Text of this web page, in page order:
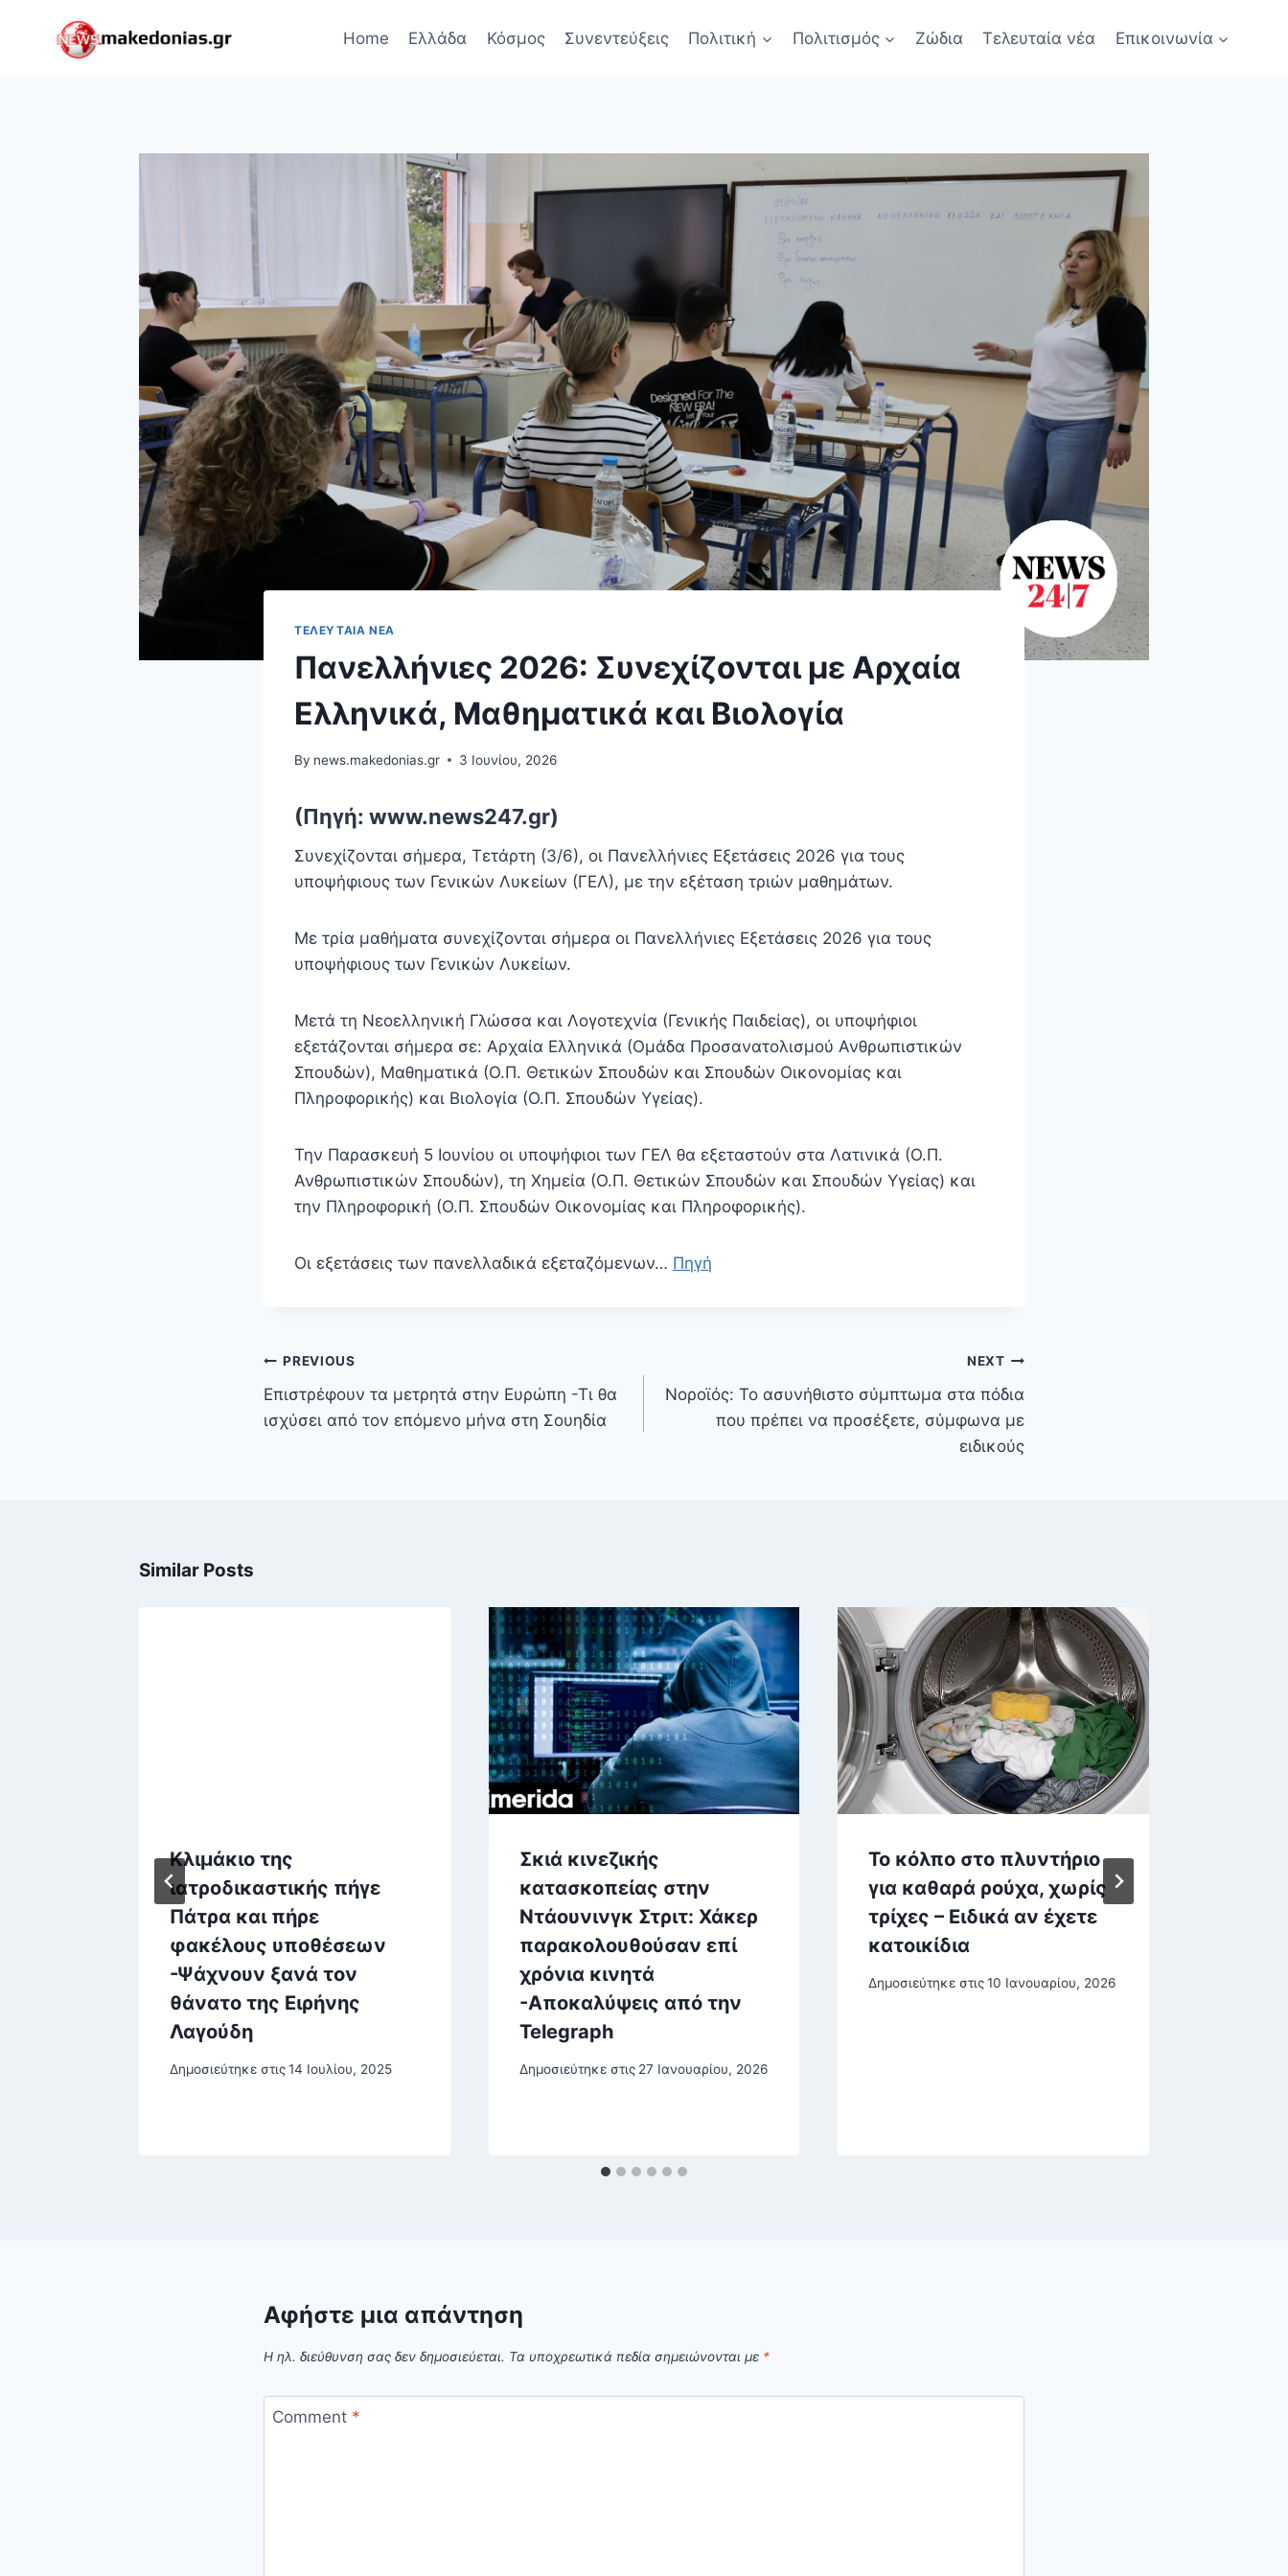
Home Ελλάδα Κόσμος Συνεντεύξεις Πολιτική Πολιτισμός Ζώδια Τελευταία νέα Επικοινωνία
ΤΕΛΕΥΤΑΊΑ ΝΈΑ
Πανελλήνιες 2026: Συνεχίζονται με Αρχαία
Ελληνικά, Μαθηματικά και Βιολογία
By news.makedonias.gr 3 Ιουνίου, 2026
(Πηγή: www.news247.gr)
Συνεχίζονται σήμερα, Τετάρτη (3/6), οι Πανελλήνιες Εξετάσεις 2026 για τους
υποψήφιους των Γενικών Λυκείων (ΓΕΛ), με την εξέταση τριών μαθημάτων.
Με τρία μαθήματα συνεχίζονται σήμερα οι Πανελλήνιες Εξετάσεις 2026 για τους
υποψήφιους των Γενικών Λυκείων.
Μετά τη Νεοελληνική Γλώσσα και Λογοτεχνία (Γενικής Παιδείας), οι υποψήφιοι
εξετάζονται σήμερα σε: Αρχαία Ελληνικά (Ομάδα Προσανατολισμού Ανθρωπιστικών
Σπουδών), Μαθηματικά (Ο.Π. Θετικών Σπουδών και Σπουδών Οικονομίας και
Πληροφορικής) και Βιολογία (Ο.Π. Σπουδών Υγείας).
Την Παρασκευή 5 Ιουνίου οι υποψήφιοι των ΓΕΛ θα εξεταστούν στα Λατινικά (Ο.Π.
Ανθρωπιστικών Σπουδών), τη Χημεία (Ο.Π. Θετικών Σπουδών και Σπουδών Υγείας) και
την Πληροφορική (Ο.Π. Σπουδών Οικονομίας και Πληροφορικής).
Οι εξετάσεις των πανελλαδικά εξεταζόμενων… Πηγή
Πλοήγηση
άρθρων
PREVIOUS
Επιστρέφουν τα μετρητά στην Ευρώπη -Τι θα
ισχύσει από τον επόμενο μήνα στη Σουηδία
NEXT
Νοροϊός: Το ασυνήθιστο σύμπτωμα στα πόδια
που πρέπει να προσέξετε, σύμφωνα με
ειδικούς
Similar Posts
Κλιμάκιο της
ιατροδικαστικής πήγε
Πάτρα και πήρε
φακέλους υποθέσεων
-Ψάχνουν ξανά τον
θάνατο της Ειρήνης
Λαγούδη
Δημοσιεύτηκε στις14 Ιουλίου, 2025
Σκιά κινεζικής
κατασκοπείας στην
Ντάουνινγκ Στριτ: Χάκερ
παρακολουθούσαν επί
χρόνια κινητά
-Αποκαλύψεις από την
Telegraph
Δημοσιεύτηκε στις 27 Ιανουαρίου, 2026
Το κόλπο στο πλυντήριο
για καθαρά ρούχα, χωρίς
τρίχες – Ειδικά αν έχετε
κατοικίδια
Δημοσιεύτηκε στις 10 Ιανουαρίου, 2026
Αφήστε μια απάντηση
Η ηλ. διεύθυνση σας δεν δημοσιεύεται. Τα υποχρεωτικά πεδία σημειώνονται με *
Comment *